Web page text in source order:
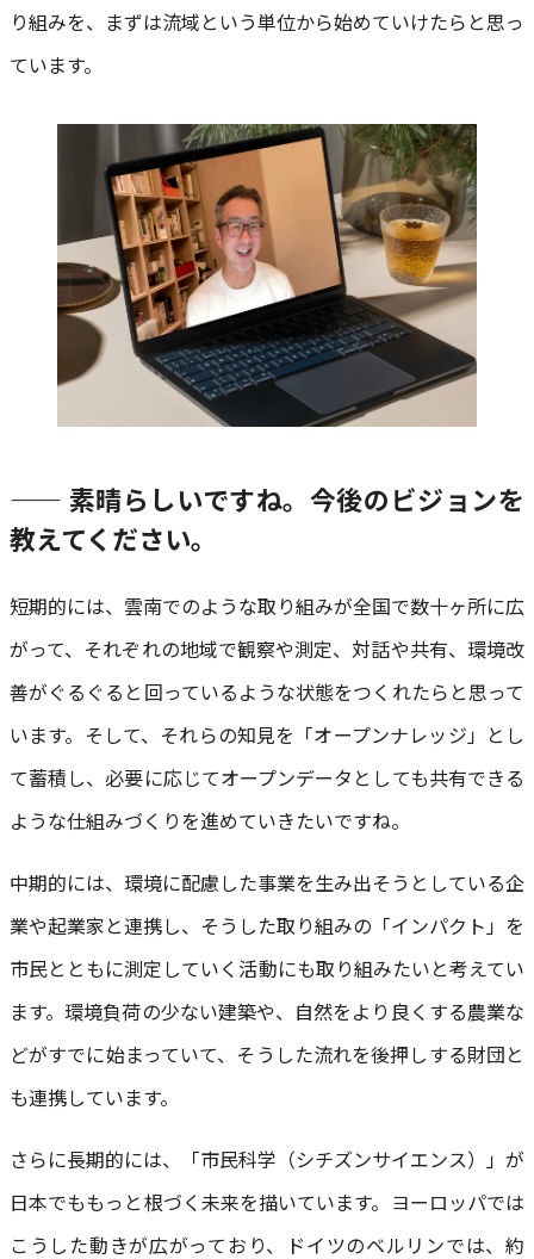
り組みを、まずは流域という単位から始めていけたらと思っ
ています。
—— 素晴らしいですね。今後のビジョンを
教えてください。
短期的には、雲南でのような取り組みが全国で数十ヶ所に広
がって、それぞれの地域で観察や測定、対話や共有、環境改
善がぐるぐると回っているような状態をつくれたらと思って
います。そして、それらの知見を「オープンナレッジ」とし
て蓄積し、必要に応じてオープンデータとしても共有できる
ような仕組みづくりを進めていきたいですね。
中期的には、環境に配慮した事業を生み出そうとしている企
業や起業家と連携し、そうした取り組みの「インパクト」を
市民とともに測定していく活動にも取り組みたいと考えてい
ます。環境負荷の少ない建築や、自然をより良くする農業な
どがすでに始まっていて、そうした流れを後押しする財団と
も連携しています。
さらに長期的には、「市民科学（シチズンサイエンス）」が
日本でももっと根づく未来を描いています。ヨーロッパでは
こうした動きが広がっており、ドイツのベルリンでは、約